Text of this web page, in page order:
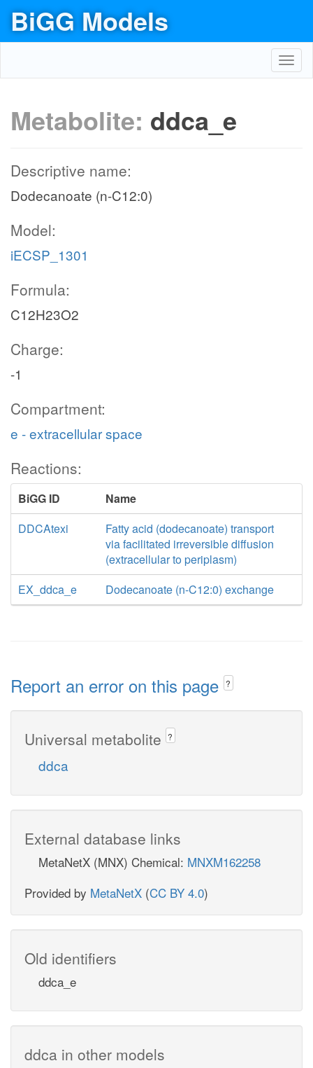
BiGG Models
Metabolite: ddca_e
Descriptive name:
Dodecanoate (n-C12:0)
Model:
iECSP_1301
Formula:
C12H23O2
Charge:
-1
Compartment:
e - extracellular space
Reactions:
BiGG ID
Name
DDCAtexi
Fatty acid (dodecanoate) transport
via facilitated irreversible diffusion
(extracellular to periplasm)
EX_ddca_e
Dodecanoate (n-C12:0) exchange
Report an error on this page ?
Universal metabolite ?
ddca
External database links
MetaNetX (MNX) Chemical: MNXM162258
Provided by MetaNetX (CC BY 4.0)
Old identifiers
ddca_e
ddca in other models